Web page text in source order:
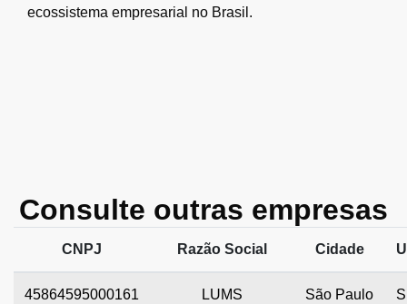
ecossistema empresarial no Brasil.
Consulte outras empresas
CNPJ Razão Social Cidade
45864595000161
LUMS
São Paulo